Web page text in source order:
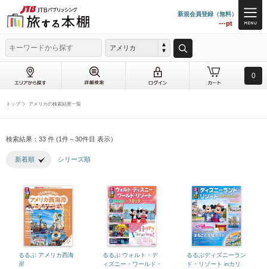
新規会員登録（無料）
---pt
アメリカ
0
トップ アメリカの検索結果一覧
検索結果：33 件 (1件～30件目 表示）
新着順 シリーズ順
るるぶ アメリカ西海
岸
るるぶ ウォルト・デ
ィズニー・ワールド・
るるぶディズニーラン
ド・リゾート inカリ